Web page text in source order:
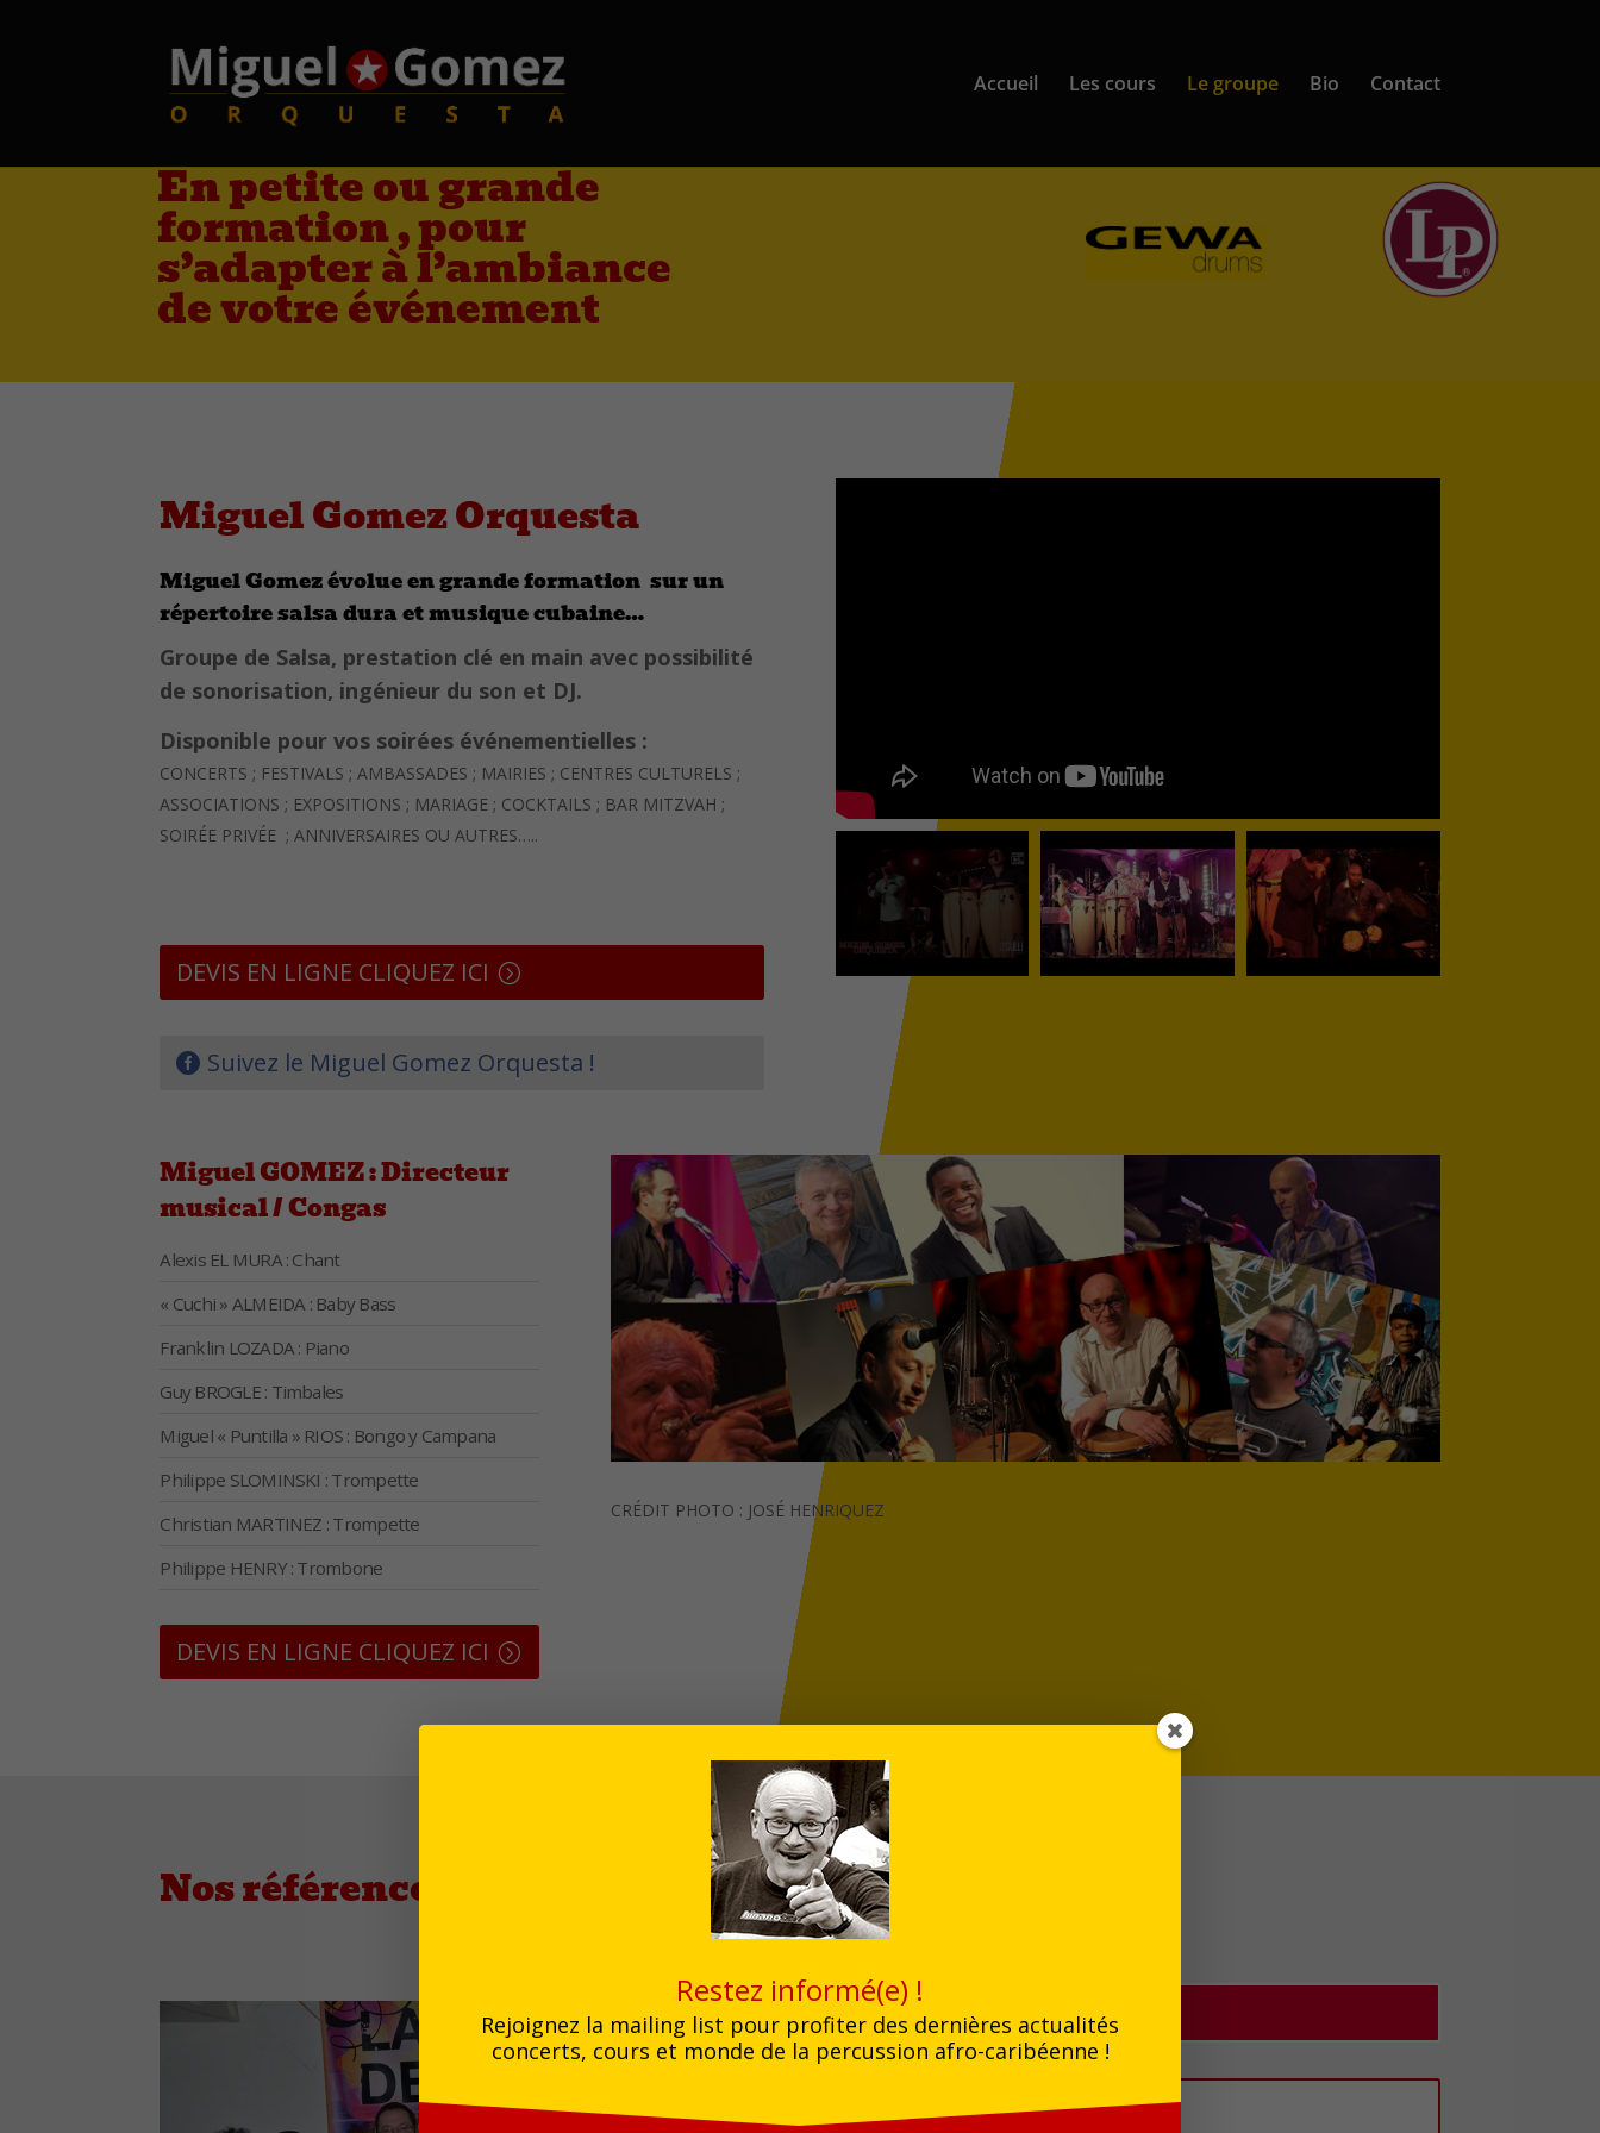
Accueil Les cours Le groupe Bio Contact
En petite ou grande
formation , pour
s’adapter à l’ambiance
de votre événement
Miguel Gomez Orquesta
Miguel Gomez évolue en grande formation sur un
répertoire salsa dura et musique cubaine…
Groupe de Salsa, prestation clé en main avec possibilité
de sonorisation, ingénieur du son et DJ.
Disponible pour vos soirées événementielles :
CONCERTS ; FESTIVALS ; AMBASSADES ; MAIRIES ; CENTRES CULTURELS ;
ASSOCIATIONS ; EXPOSITIONS ; MARIAGE ; COCKTAILS ; BAR MITZVAH ;
SOIRÉE PRIVÉE ; ANNIVERSAIRES OU AUTRES…..
DEVIS EN LIGNE CLIQUEZ ICI
Suivez le Miguel Gomez Orquesta !
Miguel GOMEZ : Directeur
musical / Congas
Alexis EL MURA : Chant
« Cuchi » ALMEIDA : Baby Bass
Franklin LOZADA : Piano
Guy BROGLE : Timbales
Miguel « Puntilla » RIOS : Bongo y Campana
Philippe SLOMINSKI : Trompette
Christian MARTINEZ : Trompette
Philippe HENRY : Trombone
DEVIS EN LIGNE CLIQUEZ ICI
CRÉDIT PHOTO : JOSÉ HENRIQUEZ
Nos références
Booker le groupe
Back Line
Restez informé(e) !
Rejoignez la mailing list pour profiter des dernières actualités
concerts, cours et monde de la percussion afro-caribéenne !